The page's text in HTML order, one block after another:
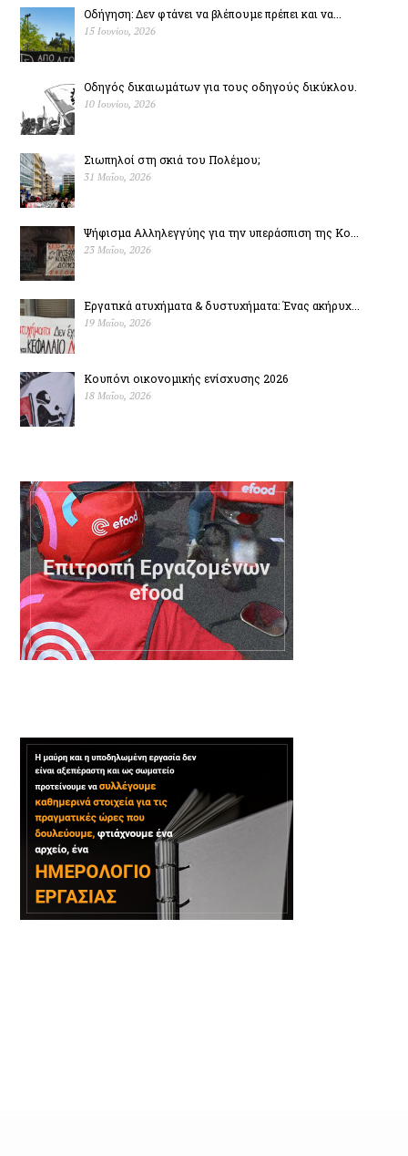
Οδήγηση: Δεν φτάνει να βλέπουμε πρέπει και να...
15 Ιουνίου, 2026
Οδηγός δικαιωμάτων για τους οδηγούς δικύκλου.
10 Ιουνίου, 2026
Σιωπηλοί στη σκιά του Πολέµου;
31 Μαΐου, 2026
Ψήφισμα Αλληλεγγύης για την υπεράσπιση της Κο...
23 Μαΐου, 2026
Εργατικά ατυχήματα & δυστυχήµατα: Ένας ακήρυχ...
19 Μαΐου, 2026
Κουπόνι οικονομικής ενίσχυσης 2026
18 Μαΐου, 2026